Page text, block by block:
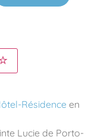
Résidence en
Lucie de Porto-